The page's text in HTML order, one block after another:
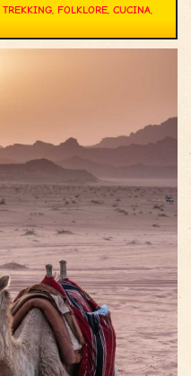
TREKKING, FOLKLORE, CUCINA,